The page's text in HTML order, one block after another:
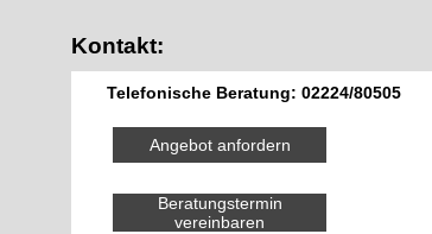
Kontakt:
Telefonische Beratung: 02224/80505
Angebot anfordern
Beratungstermin
vereinbaren